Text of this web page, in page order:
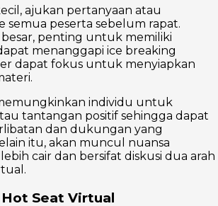
ajukan pertanyaan atau
semua peserta sebelum rapat.
penting untuk memiliki
menanggapi ice breaking
dapat fokus untuk menyiapkan
individu untuk
tantangan positif sehingga dapat
dan dukungan yang
itu, akan muncul nuansa
cair dan bersifat diskusi dua arah
Seat Virtual